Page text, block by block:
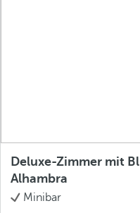
Deluxe-Zimmer mit
Alhambra
Minibar